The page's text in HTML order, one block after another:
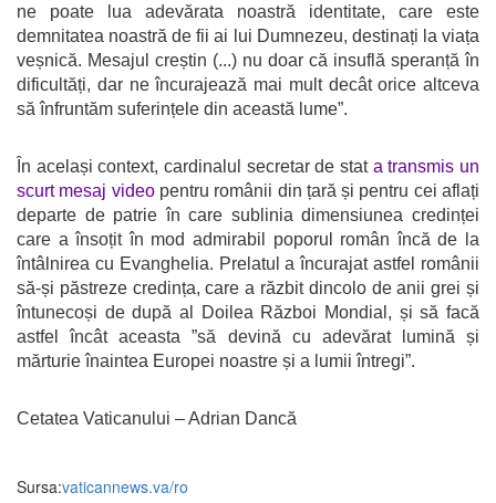
ne poate lua adevărata noastră identitate, care este
demnitatea noastră de fii ai lui Dumnezeu, destinați la viața
veșnică. Mesajul creștin (...) nu doar că insuflă speranță în
dificultăți, dar ne încurajează mai mult decât orice altceva
să înfruntăm suferințele din această lume”.
În același context, cardinalul secretar de stat a transmis un
scurt mesaj videopentru românii din țară și pentru cei aflați
departe de patrie în care sublinia dimensiunea credinței
care a însoțit în mod admirabil poporul român încă de la
întâlnirea cu Evanghelia. Prelatul a încurajat astfel românii
să-și păstreze credința, care a răzbit dincolo de anii grei și
întunecoși de după al Doilea Război Mondial, și să facă
astfel încât aceasta ”să devină cu adevărat lumină și
mărturie înaintea Europei noastre și a lumii întregi”.
Cetatea Vaticanului – Adrian Dancă
Sursa:vaticannews.va/ro